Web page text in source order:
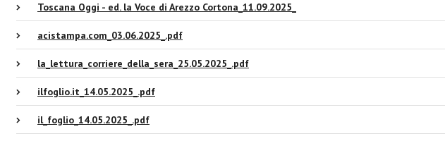
Toscana Oggi - ed. la Voce di Arezzo Cortona_11.09.2025_
acistampa.com_03.06.2025_.pdf
la_lettura_corriere_della_sera_25.05.2025_.pdf
ilfoglio.it_14.05.2025_.pdf
il_foglio_14.05.2025_.pdf